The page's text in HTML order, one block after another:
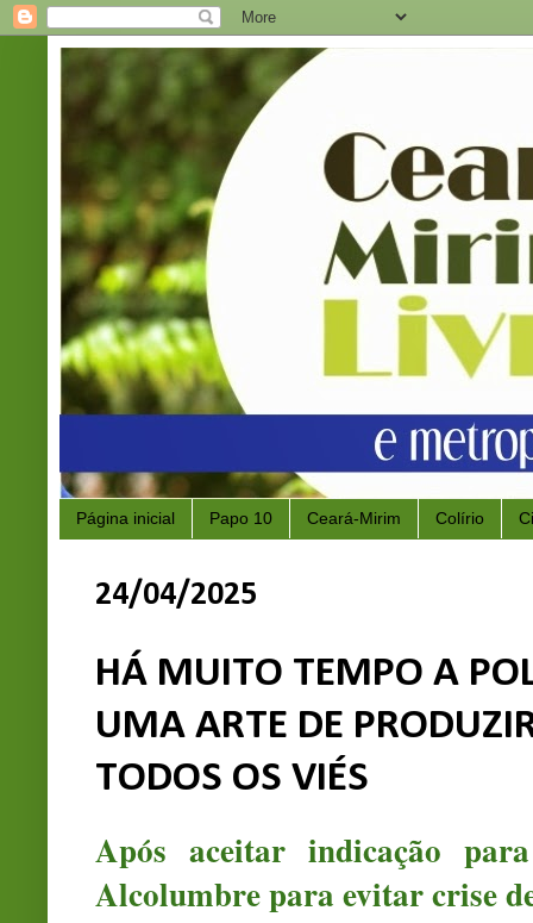
Página inicial Papo 10 Ceará-Mirim Colírio
24/04/2025
HÁ MUITO TEMPO A
UMA ARTE DE
TODOS OS VIÉS
Após aceitar indicação
Alcolumbre para evitar crise